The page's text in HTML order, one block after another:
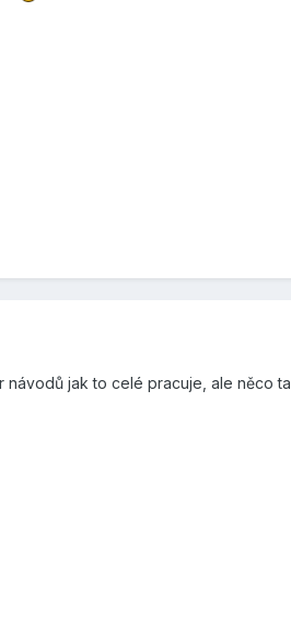
jak to celé pracuje, ale něco